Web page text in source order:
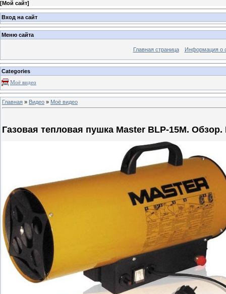
[Мой сайт]
Вход на сайт
Меню сайта
Главная страница Информация о
Categories
Моё видео
Главная » Видео » Моё видео
Газовая тепловая пушка Master BLP-15M.